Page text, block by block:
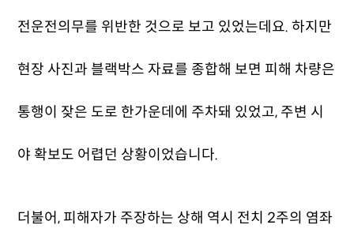
전운전의무를 위반한 것으로 보고 있었는데요. 하지만
현장 사진과 블랙박스 자료를 종합해 보면 피해 차량은
통행이 잦은 도로 한가운데에 주차돼 있었고, 주변 시
야 확보도 어렵던 상황이었습니다.
더불어, 피해자가 주장하는 상해 역시 전치 2주의 염좌